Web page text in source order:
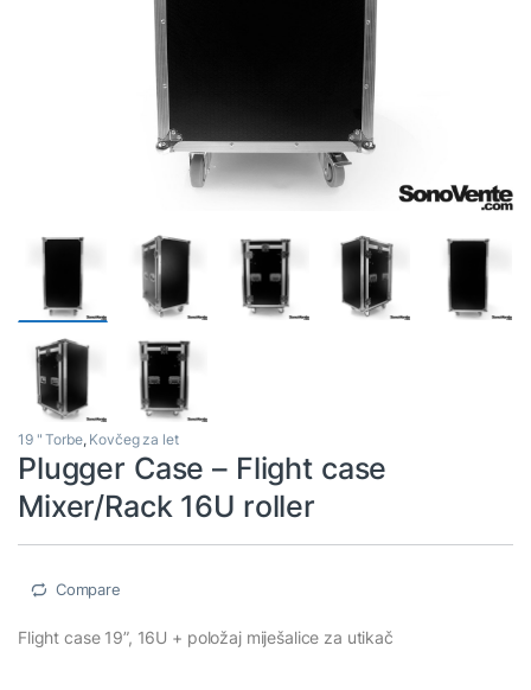
19 " Torbe, Kovčeg za let
Plugger Case – Flight case
Mixer/Rack 16U roller
Compare
Flight case 19”, 16U + položaj miješalice za utikač